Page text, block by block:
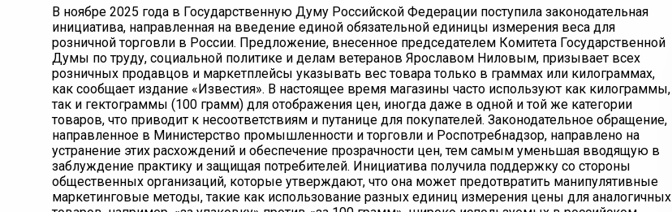
В ноябре 2025 года в Государственную Думу Российской Федерации поступила законодательная
инициатива, направленная на введение единой обязательной единицы измерения веса для
розничной торговли в России. Предложение, внесенное председателем Комитета Государственной
Думы по труду, социальной политике и делам ветеранов Ярославом Ниловым, призывает всех
розничных продавцов и маркетплейсы указывать вес товара только в граммах или килограммах,
как сообщает издание «Известия». В настоящее время магазины часто используют как килограммы,
так и гектограммы (100 грамм) для отображения цен, иногда даже в одной и той же категории
товаров, что приводит к несоответствиям и путанице для покупателей. Законодательное обращение,
направленное в Министерство промышленности и торговли и Роспотребнадзор, направлено на
устранение этих расхождений и обеспечение прозрачности цен, тем самым уменьшая вводящую в
заблуждение практику и защищая потребителей. Инициатива получила поддержку со стороны
общественных организаций, которые утверждают, что она может предотвратить манипулятивные
маркетинговые методы, такие как использование разных единиц измерения цены для аналогичных